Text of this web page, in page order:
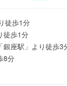
徒歩1分
徒歩1分
銀座駅」より徒歩3
8分